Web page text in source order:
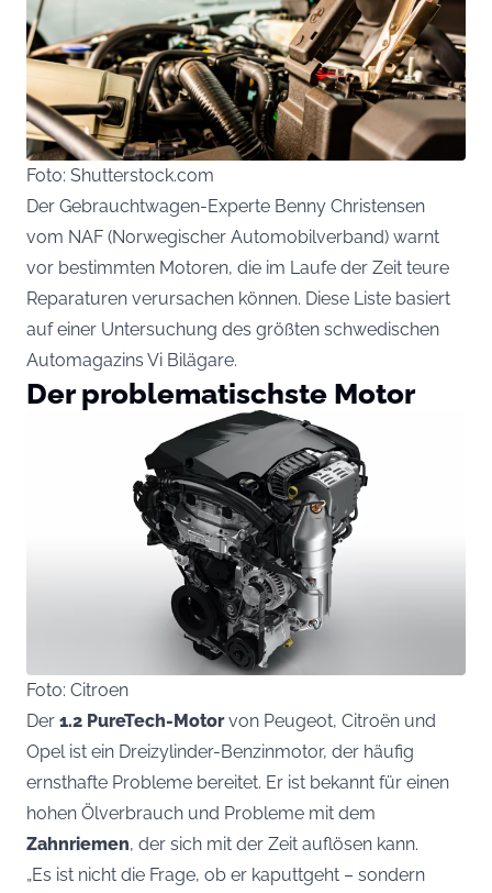
Foto: Shutterstock.com
Der Gebrauchtwagen-Experte Benny Christensen
vom NAF (Norwegischer Automobilverband) warnt
vor bestimmten Motoren, die im Laufe der Zeit teure
Reparaturen verursachen können. Diese Liste basiert
auf einer Untersuchung des größten schwedischen
Automagazins Vi Bilägare.
Der problematischste Motor
Foto: Citroen
Der 1.2 PureTech-Motorvon Peugeot, Citroën und
Opel ist ein Dreizylinder-Benzinmotor, der häufig
ernsthafte Probleme bereitet. Er ist bekannt für einen
hohen Ölverbrauch und Probleme mit dem
Zahnriemen, der sich mit der Zeit auflösen kann.
„Es ist nicht die Frage, ob er kaputtgeht – sondern